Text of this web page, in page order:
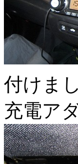
付けま
充電ア